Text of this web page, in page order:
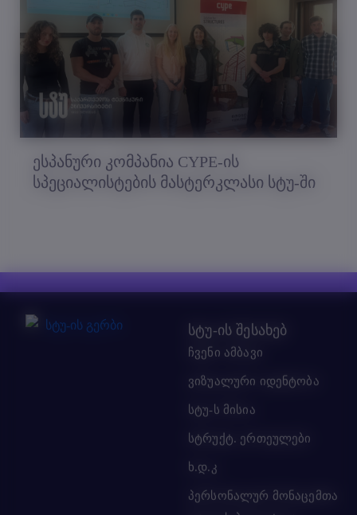
ესპანური კომპანია СYPE-ის
სპეციალისტების მასტერკლასი სტუ-ში
სტუ-ის შესახებ
ჩვენი ამბავი
ვიზუალური იდენტობა
სტუ-ს მისია
სტრუქტ. ერთეულები
ხ.დ.კ
პერსონალურ მონაცემთა